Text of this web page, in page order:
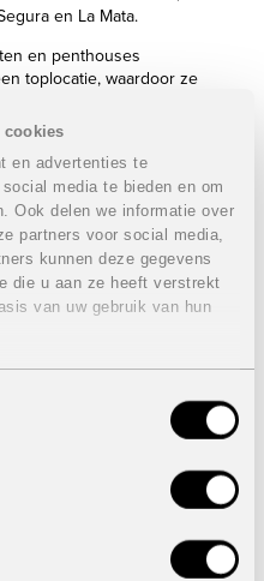
cookies
en advertenties te
media te bieden en om
Ook delen we informatie over
partners voor social media,
kunnen deze gegevens
die u aan ze heeft verstrekt
van uw gebruik van hun
en La Mata.
en penthouses
toplocatie, waardoor ze
toekomst.
m² tot 79 m²
352.000 euro